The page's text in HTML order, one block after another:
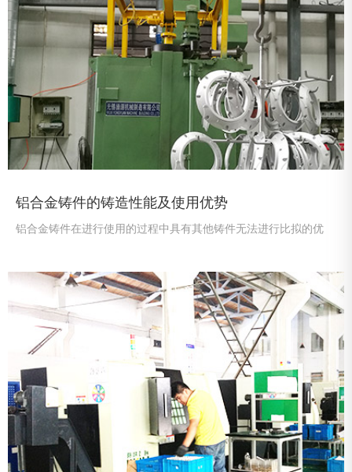
铝合金铸件的铸造性能及使用优势
铝合金铸件在进行使用的过程中具有其他铸件无法进行比拟的优
耐腐蚀的优势，所以受到其广大用户的青睐。